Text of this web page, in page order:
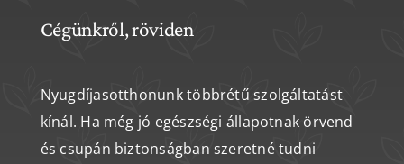
Cégünkről, röviden
Nyugdíjasotthonunk többrétű szolgáltatást
kínál. Ha még jó egészségi állapotnak örvend
és csupán biztonságban szeretné tudni